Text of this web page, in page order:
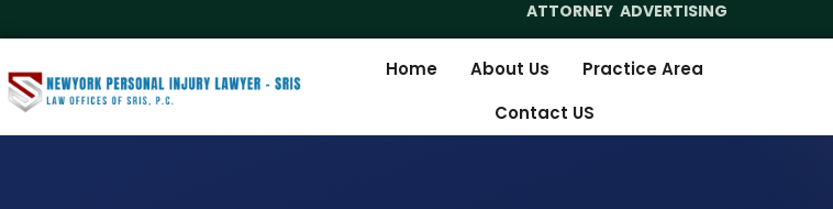
ATTORNEY ADVERTISING
Home About Us
Practice Area
Contact US